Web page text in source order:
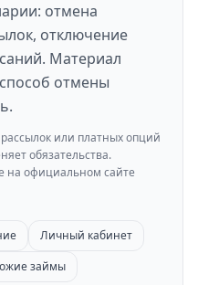
отмена
отключение
Материал
отмены
или платных опций
обязательства.
на официальном сайте
Личный кабинет
займы